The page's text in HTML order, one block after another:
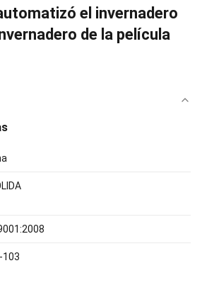
el invernadero
de la película
103